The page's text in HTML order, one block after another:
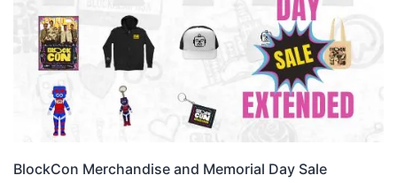
BlockCon Merchandise and Memorial Day Sale